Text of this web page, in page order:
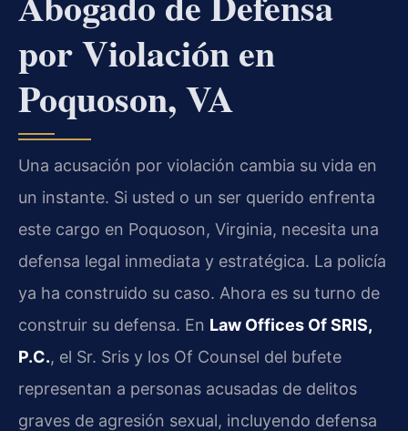
por Violación en
Poquoson, VA
Una acusación por violación cambia su vida en
un instante. Si usted o un ser querido enfrenta
este cargo en Poquoson, Virginia, necesita una
defensa legal inmediata y estratégica. La policía
ya ha construido su caso. Ahora es su turno de
construir su defensa. En Law Offices Of SRIS,
P.C., el Sr. Sris y los Of Counsel del bufete
representan a personas acusadas de delitos
graves de agresión sexual, incluyendo defensa